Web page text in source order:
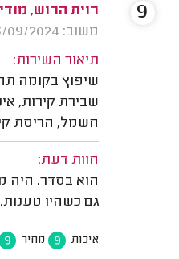
רוית הרוש,
משוב: 23/09/2024
תיאור השירות:
שיפוץ בקומה
שבירת קירות,
חשמל, הריסת
חוות דעת:
הוא בסדר. היה
גם כשהיו טענות.
איכות 9 מחיר 9
9